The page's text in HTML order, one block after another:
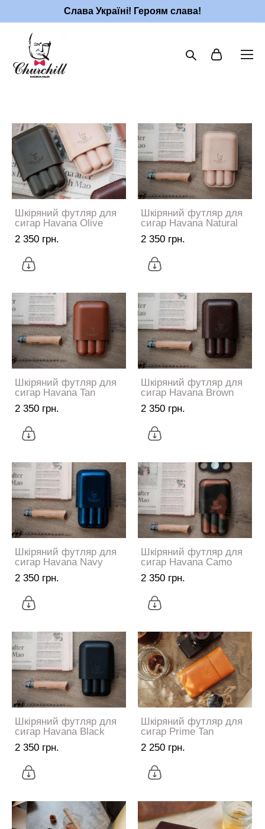
Слава Україні! Героям слава!
Шкіряний футляр для
сигар Havana Olive
2 350 грн.
Шкіряний футляр для
сигар Havana Natural
2 350 грн.
Шкіряний футляр для
сигар Havana Tan
2 350 грн.
Шкіряний футляр для
сигар Havana Brown
2 350 грн.
Шкіряний футляр для
сигар Havana Navy
2 350 грн.
Шкіряний футляр для
сигар Havana Camo
2 350 грн.
Шкіряний футляр для
сигар Havana Black
2 350 грн.
Шкіряний футляр для
сигар Prime Tan
2 250 грн.